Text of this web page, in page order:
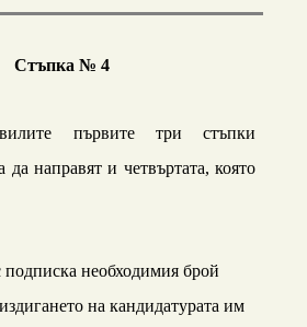
Стъпка № 4
първите три стъпки
да направят и четвъртата, която
подписка необходимия брой
на кандидатурата им